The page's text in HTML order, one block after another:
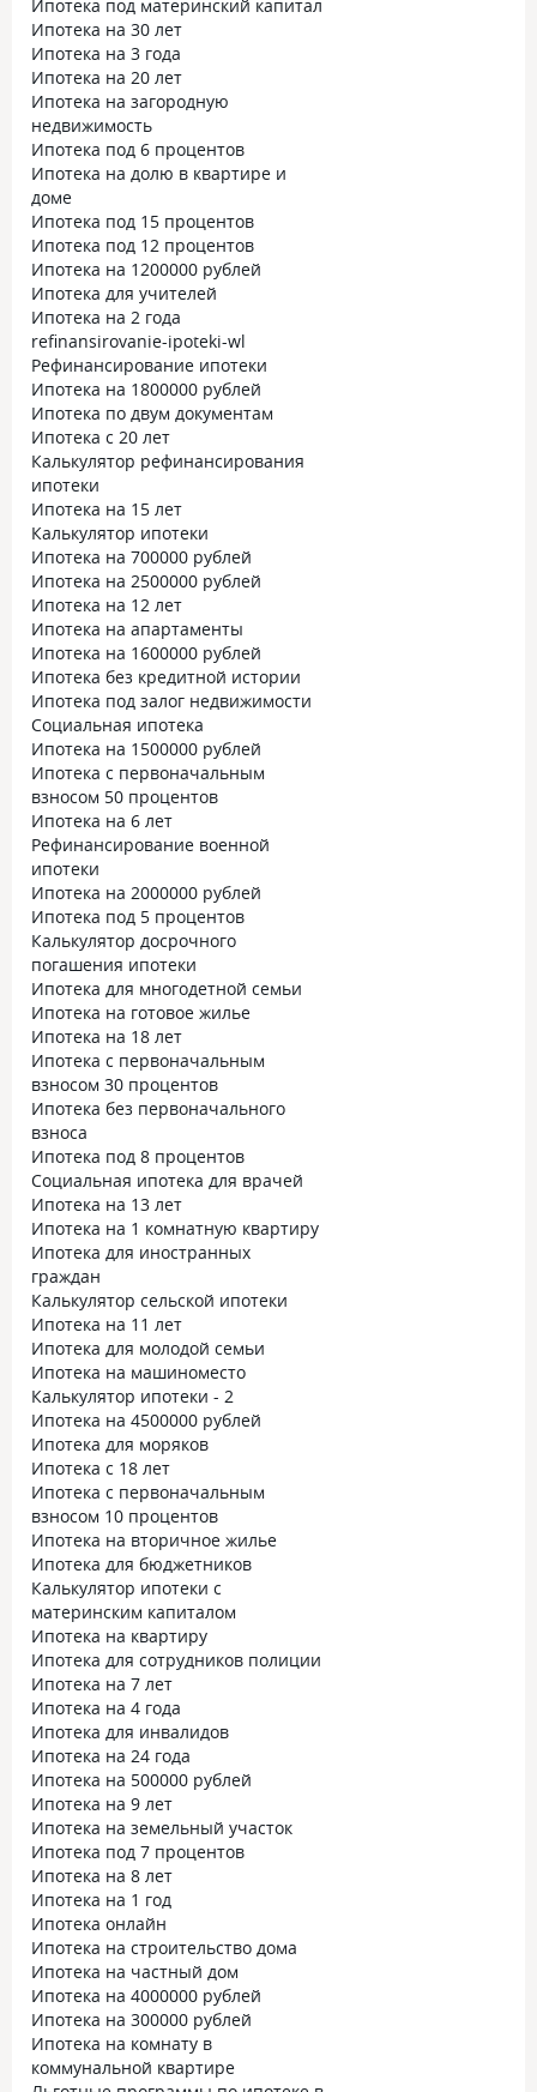
Ипотека под материнский капитал
Ипотека на 30 лет
Ипотека на 3 года
Ипотека на 20 лет
Ипотека на загородную
недвижимость
Ипотека под 6 процентов
Ипотека на долю в квартире и
доме
Ипотека под 15 процентов
Ипотека под 12 процентов
Ипотека на 1200000 рублей
Ипотека для учителей
Ипотека на 2 года
refinansirovanie-ipoteki-wl
Рефинансирование ипотеки
Ипотека на 1800000 рублей
Ипотека по двум документам
Ипотека с 20 лет
Калькулятор рефинансирования
ипотеки
Ипотека на 15 лет
Калькулятор ипотеки
Ипотека на 700000 рублей
Ипотека на 2500000 рублей
Ипотека на 12 лет
Ипотека на апартаменты
Ипотека на 1600000 рублей
Ипотека без кредитной истории
Ипотека под залог недвижимости
Социальная ипотека
Ипотека на 1500000 рублей
Ипотека с первоначальным
взносом 50 процентов
Ипотека на 6 лет
Рефинансирование военной
ипотеки
Ипотека на 2000000 рублей
Ипотека под 5 процентов
Калькулятор досрочного
погашения ипотеки
Ипотека для многодетной семьи
Ипотека на готовое жилье
Ипотека на 18 лет
Ипотека с первоначальным
взносом 30 процентов
Ипотека без первоначального
взноса
Ипотека под 8 процентов
Социальная ипотека для врачей
Ипотека на 13 лет
Ипотека на 1 комнатную квартиру
Ипотека для иностранных
граждан
Калькулятор сельской ипотеки
Ипотека на 11 лет
Ипотека для молодой семьи
Ипотека на машиноместо
Калькулятор ипотеки - 2
Ипотека на 4500000 рублей
Ипотека для моряков
Ипотека с 18 лет
Ипотека с первоначальным
взносом 10 процентов
Ипотека на вторичное жилье
Ипотека для бюджетников
Калькулятор ипотеки с
материнским капиталом
Ипотека на квартиру
Ипотека для сотрудников полиции
Ипотека на 7 лет
Ипотека на 4 года
Ипотека для инвалидов
Ипотека на 24 года
Ипотека на 500000 рублей
Ипотека на 9 лет
Ипотека на земельный участок
Ипотека под 7 процентов
Ипотека на 8 лет
Ипотека на 1 год
Ипотека онлайн
Ипотека на строительство дома
Ипотека на частный дом
Ипотека на 4000000 рублей
Ипотека на 300000 рублей
Ипотека на комнату в
коммунальной квартире